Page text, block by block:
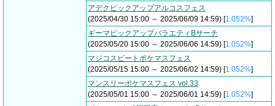
アデクピックアップアルコスフェス
(2025/04/30 15:00 ～ 2025/06/09 14:59) [1.052%]
ギーマピックアップバラエティBサーチ
(2025/05/20 15:00 ～ 2025/06/06 14:59) [1.052%]
マジコスビートポケマスフェス
(2025/05/15 15:00 ～ 2025/06/02 14:59) [1.052%]
マンスリーポケマスフェス vol.33
(2025/05/01 15:00 ～ 2025/06/01 14:59) [1.052%]